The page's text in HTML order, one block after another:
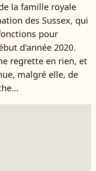
la famille royale
des Sussex, qui
pour
d'année 2020.
regrette en rien, et
malgré elle, de